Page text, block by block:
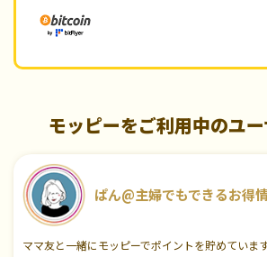
モッピーをご利用中のユ
ぱん@主婦でもできるお得
ママ友と一緒にモッピーでポイントを貯めていま